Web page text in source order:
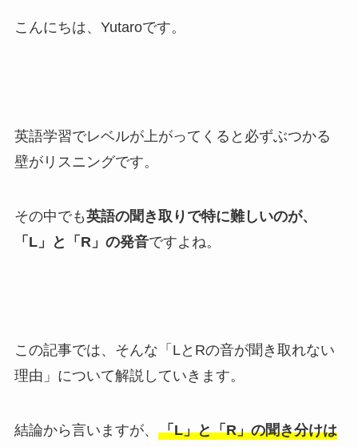
こんにちは、Yutaroです。
英語学習でレベルが上がってくると必ずぶつかる
壁がリスニングです。
その中でも英語の聞き取りで特に難しいのが、
「L」と「R」の発音ですよね。
この記事では、そんな「LとRの音が聞き取れない
理由」について解説していきます。
結論から言いますが、 「L」と「R」の聞き分けは